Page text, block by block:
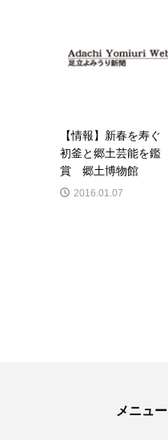
【情報】新春を寿ぐ
初釜と郷土芸能を鑑
賞 郷土博物館
2016.01.07
メニュー